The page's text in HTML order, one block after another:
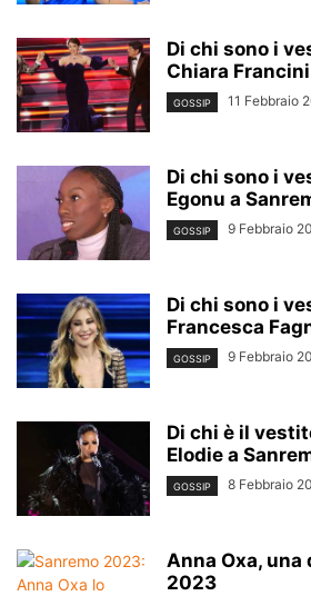
Di chi sono i
Chiara
GOSSIP 11 Febbraio
Di chi sono i
Egonu a
GOSSIP 9 Febbraio
Di chi sono i
Francesca
GOSSIP 9 Febbraio
Di chi è il
Elodie a
GOSSIP 8 Febbraio
Anna Oxa, una
2023